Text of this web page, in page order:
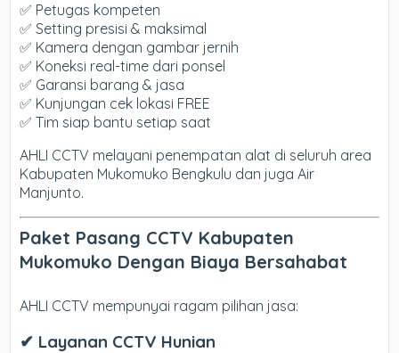
✅ Petugas kompeten
✅ Setting presisi & maksimal
✅ Kamera dengan gambar jernih
✅ Koneksi real-time dari ponsel
✅ Garansi barang & jasa
✅ Kunjungan cek lokasi FREE
✅ Tim siap bantu setiap saat
AHLI CCTV melayani penempatan alat di seluruh area
Kabupaten Mukomuko Bengkulu dan juga Air
Manjunto.
Paket Pasang CCTV Kabupaten
Mukomuko Dengan Biaya Bersahabat
AHLI CCTV mempunyai ragam pilihan jasa:
✔ Layanan CCTV Hunian